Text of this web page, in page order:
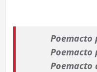
Poemacto
Poemacto
Poemacto